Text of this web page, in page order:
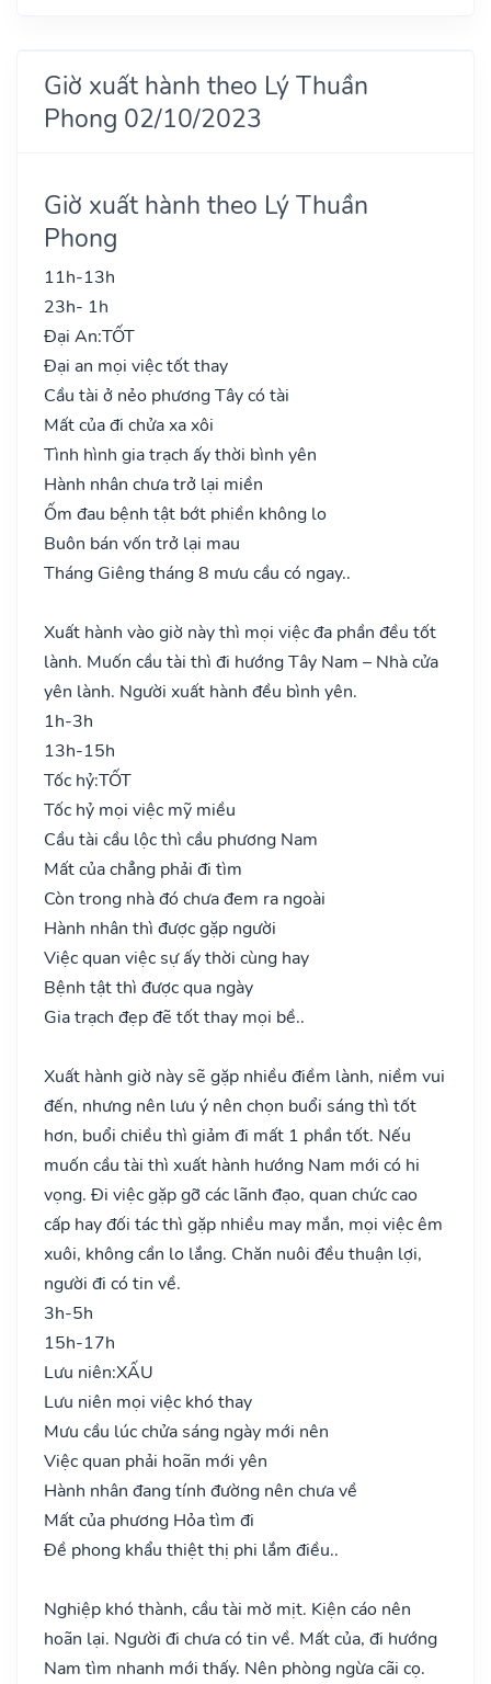
Giờ xuất hành theo Lý Thuần
Phong 02/10/2023
Giờ xuất hành theo Lý Thuần
Phong
11h-13h
23h- 1h
Đại An:TỐT
Đại an mọi việc tốt thay
Cầu tài ở nẻo phương Tây có tài
Mất của đi chửa xa xôi
Tình hình gia trạch ấy thời bình yên
Hành nhân chưa trở lại miền
Ốm đau bệnh tật bớt phiền không lo
Buôn bán vốn trở lại mau
Tháng Giêng tháng 8 mưu cầu có ngay..
Xuất hành vào giờ này thì mọi việc đa phần đều tốt
lành. Muốn cầu tài thì đi hướng Tây Nam – Nhà cửa
yên lành. Người xuất hành đều bình yên.
1h-3h
13h-15h
Tốc hỷ:TỐT
Tốc hỷ mọi việc mỹ miều
Cầu tài cầu lộc thì cầu phương Nam
Mất của chẳng phải đi tìm
Còn trong nhà đó chưa đem ra ngoài
Hành nhân thì được gặp người
Việc quan việc sự ấy thời cùng hay
Bệnh tật thì được qua ngày
Gia trạch đẹp đẽ tốt thay mọi bề..
Xuất hành giờ này sẽ gặp nhiều điềm lành, niềm vui
đến, nhưng nên lưu ý nên chọn buổi sáng thì tốt
hơn, buổi chiều thì giảm đi mất 1 phần tốt. Nếu
muốn cầu tài thì xuất hành hướng Nam mới có hi
vọng. Đi việc gặp gỡ các lãnh đạo, quan chức cao
cấp hay đối tác thì gặp nhiều may mắn, mọi việc êm
xuôi, không cần lo lắng. Chăn nuôi đều thuận lợi,
người đi có tin về.
3h-5h
15h-17h
Lưu niên:XẤU
Lưu niên mọi việc khó thay
Mưu cầu lúc chửa sáng ngày mới nên
Việc quan phải hoãn mới yên
Hành nhân đang tính đường nên chưa về
Mất của phương Hỏa tìm đi
Đề phong khẩu thiệt thị phi lắm điều..
Nghiệp khó thành, cầu tài mờ mịt. Kiện cáo nên
hoãn lại. Người đi chưa có tin về. Mất của, đi hướng
Nam tìm nhanh mới thấy. Nên phòng ngừa cãi cọ.